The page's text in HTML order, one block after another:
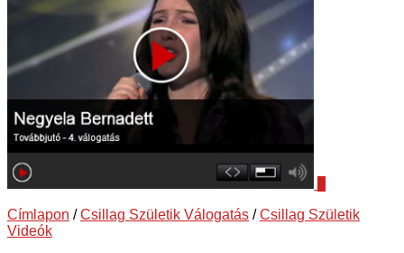
Címlapon /Csillag Születik Válogatás /Csillag Születik
Videók